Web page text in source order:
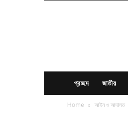
প্রচ্ছদ জাতীয়
Home আইন ও আদালত